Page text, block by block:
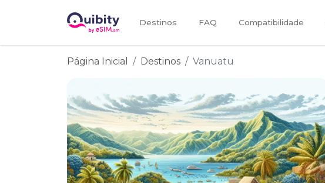
Destinos FAQ Compatibilidade
Página Inicial Destinos Vanuatu